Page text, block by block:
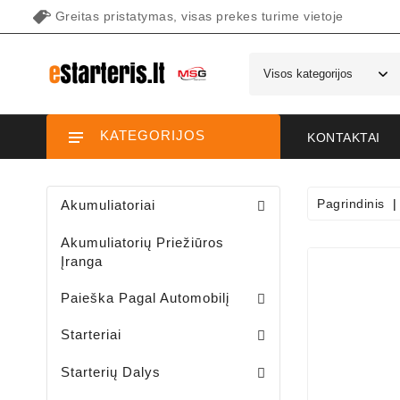
Greitas pristatymas, visas prekes turime vietoje
KONTAKTAI
KATEGORIJOS
Akumuliatoriai
Akumuliatorių Priežiūros
Įranga
Paieška Pagal Automobilį
Starteriai
Starterių Dalys
Pagrindinis